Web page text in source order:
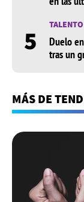
5
Duelo
tras un
MÁS DE